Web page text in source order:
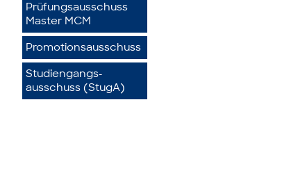
Prüfungsausschuss
Master MCM
Promotionsausschuss
Studiengangs­
ausschuss (StugA)